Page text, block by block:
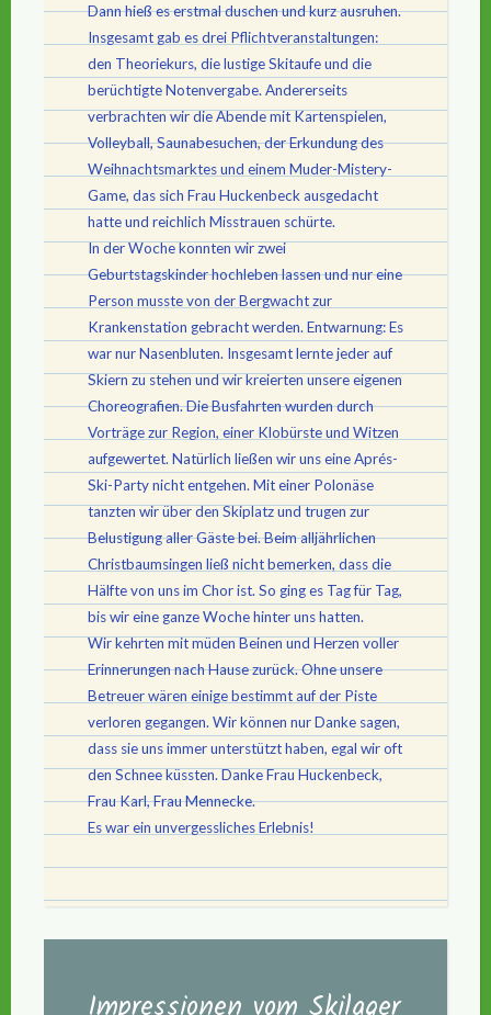
Dann hieß es erstmal duschen und kurz ausruhen.
Insgesamt gab es drei Pflichtveranstaltungen:
den Theoriekurs, die lustige Skitaufe und die
berüchtigte Notenvergabe. Andererseits
verbrachten wir die Abende mit Kartenspielen,
Volleyball, Saunabesuchen, der Erkundung des
Weihnachtsmarktes und einem Muder-Mistery-
Game, das sich Frau Huckenbeck ausgedacht
hatte und reichlich Misstrauen schürte.
In der Woche konnten wir zwei
Geburtstagskinder hochleben lassen und nur eine
Person musste von der Bergwacht zur
Krankenstation gebracht werden. Entwarnung: Es
war nur Nasenbluten. Insgesamt lernte jeder auf
Skiern zu stehen und wir kreierten unsere eigenen
Choreografien. Die Busfahrten wurden durch
Vorträge zur Region, einer Klobürste und Witzen
aufgewertet. Natürlich ließen wir uns eine Aprés-
Ski-Party nicht entgehen. Mit einer Polonäse
tanzten wir über den Skiplatz und trugen zur
Belustigung aller Gäste bei. Beim alljährlichen
Christbaumsingen ließ nicht bemerken, dass die
Hälfte von uns im Chor ist. So ging es Tag für Tag,
bis wir eine ganze Woche hinter uns hatten.
Wir kehrten mit müden Beinen und Herzen voller
Erinnerungen nach Hause zurück. Ohne unsere
Betreuer wären einige bestimmt auf der Piste
verloren gegangen. Wir können nur Danke sagen,
dass sie uns immer unterstützt haben, egal wir oft
den Schnee küssten. Danke Frau Huckenbeck,
Frau Karl, Frau Mennecke.
Es war ein unvergessliches Erlebnis!